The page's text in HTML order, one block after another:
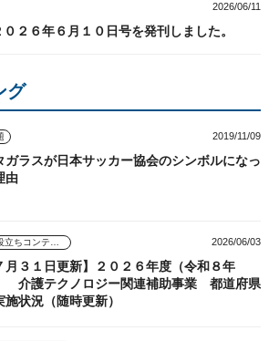
2026/06/11
２６年６月１０日号を発刊しました。
グ
2019/11/09
ガラスが日本サッカー協会のシンボルになっ
由
お役立ちコンテンツ 2026/06/03
月３１日更新】２０２６年度（令和８年
介護テクノロジー関連補助事業 都道府県
施状況（随時更新）